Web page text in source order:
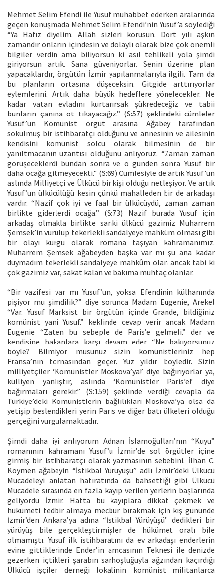
Mehmet Selim Efendi ile Yusuf muhabbet ederken aralarında
geçen konuşmada Mehmet Selim Efendi’nin Yusuf’a söylediği
“Ya Hafız diyelim. Allah sizleri korusun. Dört yılı aşkın
zamandır onların içindesin ve dolaylı olarak bize çok önemli
bilgiler verdin ama biliyorsun ki asıl tehlikeli yola şimdi
giriyorsun artık. Sana güveniyorlar. Senin üzerine plan
yapacaklardır, örgütün İzmir yapılanmalarıyla ilgili. Tam da
bu planların ortasına düşeceksin. Gitgide arttırıyorlar
eylemlerini. Artık daha büyük hedeflere yönelecekler. Ne
kadar vatan evladını kurtarırsak şükredeceğiz ve tabii
bunların çanına ot tıkayacağız.” (S:57) şeklindeki cümleler
Yusuf’un Komünist örgüt arasına Ağabey tarafından
sokulmuş bir istihbaratçı olduğunu ve annesinin ve ailesinin
kendisini komünist solcu olarak bilmesinin de bir
yanıltmacanın uzantısı olduğunu anlıyoruz. “Zaman zaman
görüşeceklerdi bundan sonra ve o günden sonra Yusuf bir
daha ocağa gitmeyecekti.” (S:69) Cümlesiyle de artık Yusuf’un
aslında Milliyetçi ve Ülkücü bir kişi olduğu netleşiyor. Ve artık
Yusuf’un ülkücülüğü kesin çünkü mahalleden bir de arkadaşı
vardır. “Nazif çok iyi ve faal bir ülkücüydü, zaman zaman
birlikte giderlerdi ocağa.” (S:73) Nazif burada Yusuf için
arkadaş olmakla birlikte sanki ülkücü gazimiz Muharrem
Şemsek’in vurulup tekerlekli sandalyeye mahkûm olması gibi
bir olayı kurgu olarak romana taşıyan kahramanımız.
Muharrem Şemsek ağabeyden başka var mı şu ana kadar
duymadım tekerlekli sandalyeye mahkûm olan ancak tabi ki
çok gazimiz var, sakat kalan ve bakıma muhtaç olanlar.
“Bir vazifesi var mı Yusuf’un, yoksa Efendinin külhanında
pişiyor mu şimdilik?” diye sorunca Madam Eugenie, Arekel
“Var. Yusuf Marksist bir örgütün içinde Grande, bildiğiniz
komünist yani Yusuf.” keklinde cevap verir ancak Madam
Eugenie “Zaten bu sebeple de Paris’e gelmeli.” der ve
kendisine bakanlara karşı devam eder “Ne bakıyorsunuz
böyle? Bilmiyor musunuz sizin komünistleriniz hep
Fransa’nın tornasından geçer. Yüz yıldır böyledir. Sizin
milliyetçiler ‘Komünistler Moskova’ya!’ diye bağırıyorlar ya,
külliyen yanlıştır, aslında ‘Komünistler Paris’e!’ diye
bağırmaları gerekir.” (S:159) şeklinde verdiği cevapla da
Türkiye’deki Komünistlerin bağlılıkları Moskova’ya olsa da
yetişip beslendikleri yerin Paris ve diğer batı ülkeleri olduğu
gerçeğini vurgulamaktadır.
Şimdi daha iyi anlıyorum Adnan İslamoğulları’nın “Kuyu”
romanının kahramanı Yusuf’u İzmir’de sol örgütler içine
girmiş bir istihbaratçı olarak yazmasının sebebini. İlhan C.
Köymen ağabeyin “İstikbal Yürüyüşü” adlı İzmir’deki Ülkücü
Mücadeleyi anlatan hatıratında da bahsettiği gibi Ülkücü
Mücadele sırasında en fazla kayıp verilen yerlerin başlarında
geliyordu İzmir. Hatta bu kayıplara dikkat çekmek ve
hükümeti tedbir almaya mecbur bırakmak için kış gününde
İzmir’den Ankara’ya adına “İstikbal Yürüyüşü” dedikleri bir
yürüyüş bile gerçekleştirmişler de hükümet oralı bile
olmamıştı. Yusuf ilk istihbaratını da ev arkadaşı enderlerin
evine gittiklerinde Ender’in amcasının Teknesi ile denizde
gezerken içtikleri şarabın sarhoşluğuyla ağzından kaçırdığı
Ülkücü işçiler derneği lokalinin komünist militanlarca